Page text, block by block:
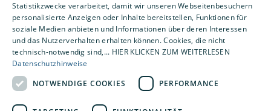
Statistikzwecke verarbeitet, damit wir unseren Webseitenbesuchern
personalisierte Anzeigen oder Inhalte bereitstellen, Funktionen für
soziale Medien anbieten und Informationen über deren Interessen
und das Nutzerverhalten erhalten können. Cookies, die nicht
technisch-notwendig sind,... HIER KLICKEN ZUM WEITERLESEN
Datenschutzhinweise
NOTWENDIGE COOKIES
PERFORMANCE